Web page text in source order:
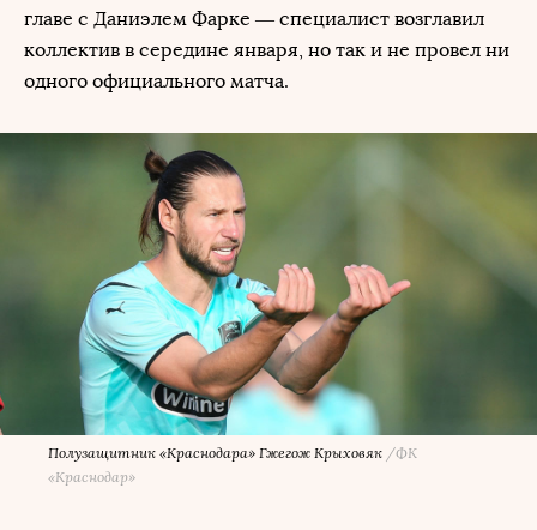
главе с Даниэлем Фарке — специалист возглавил
коллектив в середине января, но так и не провел ни
одного официального матча.
Полузащитник «Краснодара» Гжегож Крыховяк /ФК
«Краснодар»